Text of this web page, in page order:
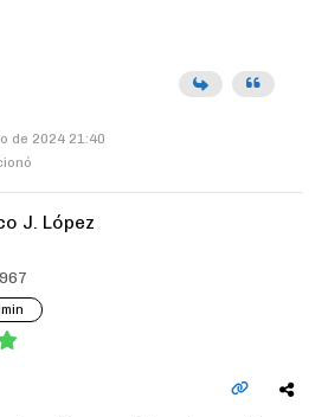
de 2024 21:40
J. López